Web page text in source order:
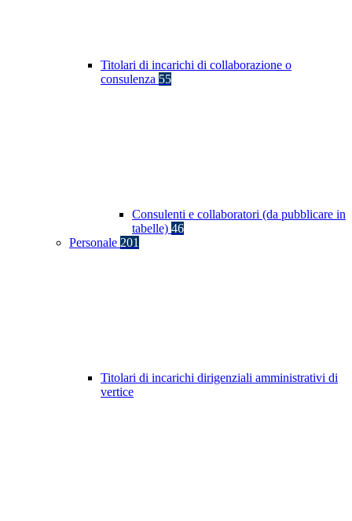
Titolari di incarichi di collaborazione o
consulenza 55
Consulenti e collaboratori (da pubblicare in
tabelle) 46
Personale 201
Titolari di incarichi dirigenziali amministrativi di
vertice